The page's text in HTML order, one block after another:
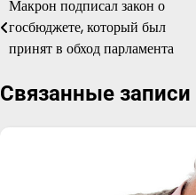
Навигация
по
Макрон подписал закон о
госбюджете, который был
принят в обход парламента
Связанные записи